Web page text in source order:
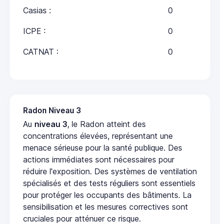
Casias : 0
ICPE : 0
CATNAT : 0
Radon Niveau 3
Au niveau 3, le Radon atteint des
concentrations élevées, représentant une
menace sérieuse pour la santé publique. Des
actions immédiates sont nécessaires pour
réduire l'exposition. Des systèmes de ventilation
spécialisés et des tests réguliers sont essentiels
pour protéger les occupants des bâtiments. La
sensibilisation et les mesures correctives sont
cruciales pour atténuer ce risque.